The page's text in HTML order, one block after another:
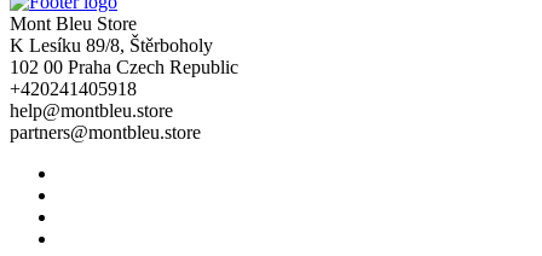
Mont Bleu Store
K Lesíku 89/8, Štěrboholy
102 00 Praha Czech Republic
+420241405918
help@montbleu.store
partners@montbleu.store